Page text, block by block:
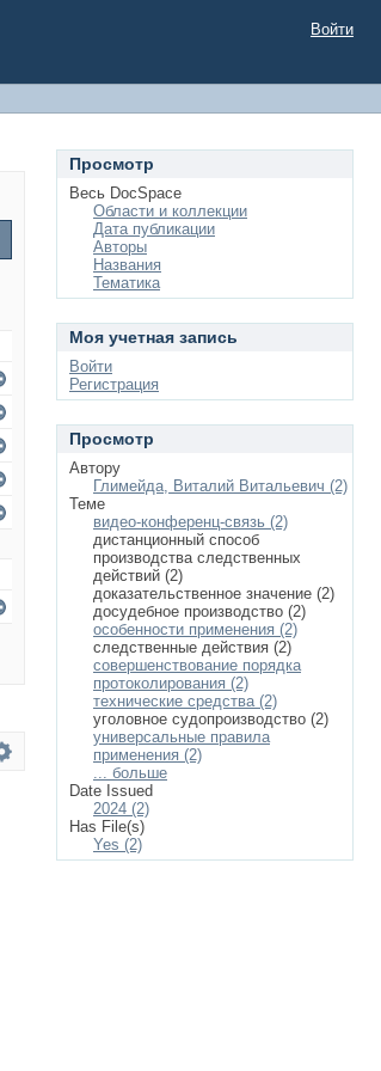
Войти
Просмотр
Весь DocSpace
Области и коллекции
Дата публикации
Авторы
Названия
Тематика
Моя учетная запись
Войти
Регистрация
Просмотр
Автору
Глимейда, Виталий Витальевич (2)
Теме
видео-конференц-связь (2)
дистанционный способ
производства следственных
действий (2)
доказательственное значение (2)
досудебное производство (2)
особенности применения (2)
следственные действия (2)
совершенствование порядка
протоколирования (2)
технические средства (2)
уголовное судопроизводство (2)
универсальные правила
применения (2)
... больше
Date Issued
2024 (2)
Has File(s)
Yes (2)